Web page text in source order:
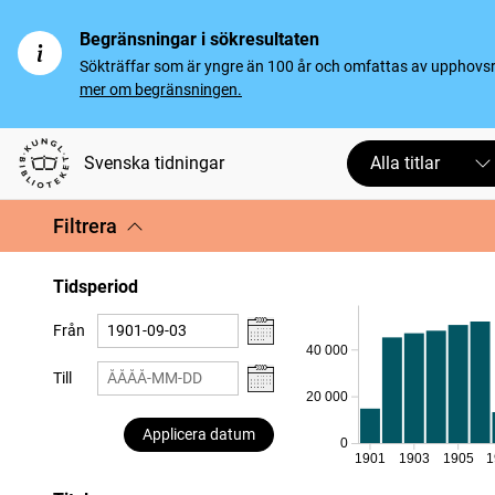
Begränsningar i sökresultaten
Sökträffar som är yngre än 100 år och omfattas av
mer om begränsningen.
Svenska tidningar Alla titlar
Filtrera
Tidsperiod
Från
Till
Applicera datum
0
20 000
40 000
1901 1903 1905